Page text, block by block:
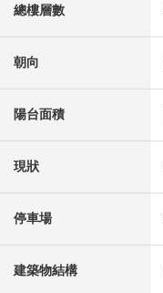
總樓層數
朝向
陽台面積
現狀
停車場
建築物結構